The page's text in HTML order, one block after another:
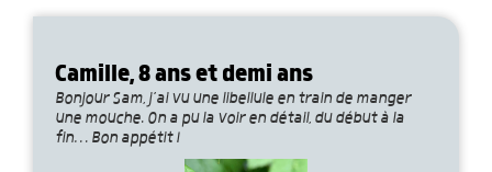
Camille, 8 ans et demi ans
Bonjour Sam, j’ai vu une libellule en train de manger
une mouche. On a pu la voir en détail, du début à la
fin… Bon appétit !